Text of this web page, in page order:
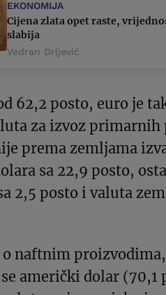
EKONOMIJA
Cijena zlata opet raste,
slabija
Vedran Drljević
62,2 posto, euro je
za izvoz primarnih
prema zemljama
sa 22,9 posto,
2,5 posto i valuta
o naftnim
američki dolar (70,1